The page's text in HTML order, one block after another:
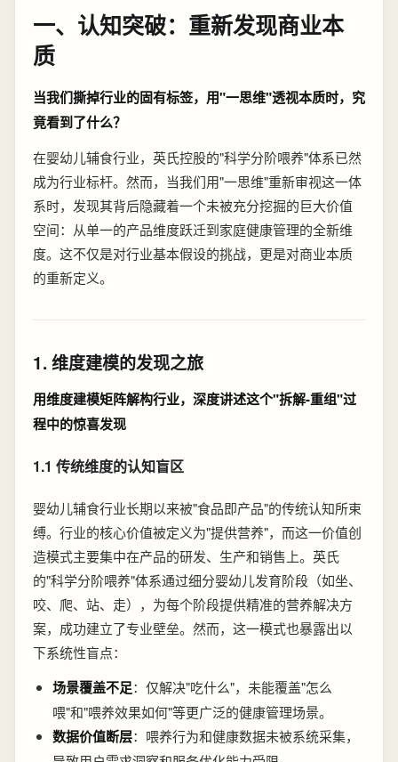
一、认知突破：重新发现商业本
质
当我们撕掉行业的固有标签，用"一思维"透视本质时，究
竟看到了什么？
在婴幼儿辅食行业，英氏控股的"科学分阶喂养"体系已然
成为行业标杆。然而，当我们用"一思维"重新审视这一体
系时，发现其背后隐藏着一个未被充分挖掘的巨大价值
空间：从单一的产品维度跃迁到家庭健康管理的全新维
度。这不仅是对行业基本假设的挑战，更是对商业本质
的重新定义。
1. 维度建模的发现之旅
用维度建模矩阵解构行业，深度讲述这个"拆解-重组"过
程中的惊喜发现
1.1 传统维度的认知盲区
婴幼儿辅食行业长期以来被"食品即产品"的传统认知所束
缚。行业的核心价值被定义为"提供营养"，而这一价值创
造模式主要集中在产品的研发、生产和销售上。英氏
的"科学分阶喂养"体系通过细分婴幼儿发育阶段（如坐、
咬、爬、站、走），为每个阶段提供精准的营养解决方
案，成功建立了专业壁垒。然而，这一模式也暴露出以
下系统性盲点：
场景覆盖不足：仅解决"吃什么"，未能覆盖"怎么
喂"和"喂养效果如何"等更广泛的健康管理场景。
数据价值断层：喂养行为和健康数据未被系统采集，